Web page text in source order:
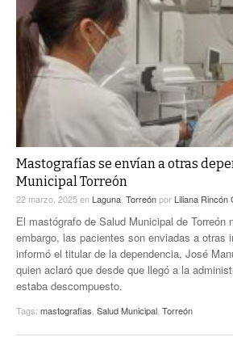
Mastografías se envían a otras
Municipal Torreón
22 marzo, 2025en Laguna Torreónpor Liliana Rincón
El mastógrafo de Salud Municipal de Torreón
embargo, las pacientes son enviadas a otras
informó el titular de la dependencia, José
quien aclaró que desde que llegó a la
estaba descompuesto.
Tags: mastografias Salud Municipal Torreón